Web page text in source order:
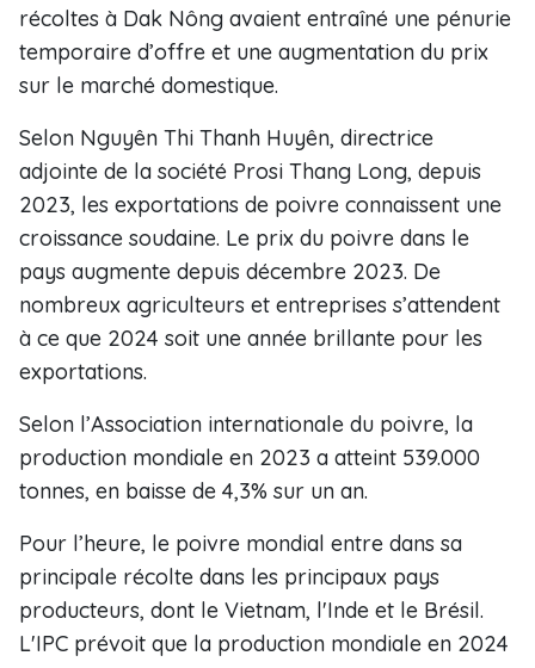
récoltes à Dak Nông avaient entraîné une pénurie
temporaire d’offre et une augmentation du prix
sur le marché domestique.
Selon Nguyên Thi Thanh Huyên, directrice
adjointe de la société Prosi Thang Long, depuis
2023, les exportations de poivre connaissent une
croissance soudaine. Le prix du poivre dans le
pays augmente depuis décembre 2023. De
nombreux agriculteurs et entreprises s’attendent
à ce que 2024 soit une année brillante pour les
exportations.
Selon l’Association internationale du poivre, la
production mondiale en 2023 a atteint 539.000
tonnes, en baisse de 4,3% sur un an.
Pour l’heure, le poivre mondial entre dans sa
principale récolte dans les principaux pays
producteurs, dont le Vietnam, l'Inde et le Brésil.
L'IPC prévoit que la production mondiale en 2024